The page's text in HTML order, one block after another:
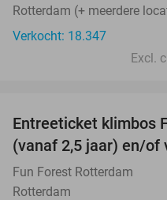
Rotterdam (+ meerdere
Verkocht: 18.347
Excl.
Entreeticket klimbos
(vanaf 2,5 jaar) en/of
Fun Forest Rotterdam
Rotterdam